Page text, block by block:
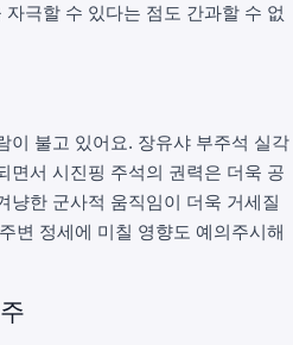
극할 수 있다는 점도 간과할 수 없
이 불고 있어요. 장유샤 부주석 실각
면서 시진핑 주석의 권력은 더욱 공
냥한 군사적 움직임이 더욱 거세질
변 정세에 미칠 영향도 예의주시해